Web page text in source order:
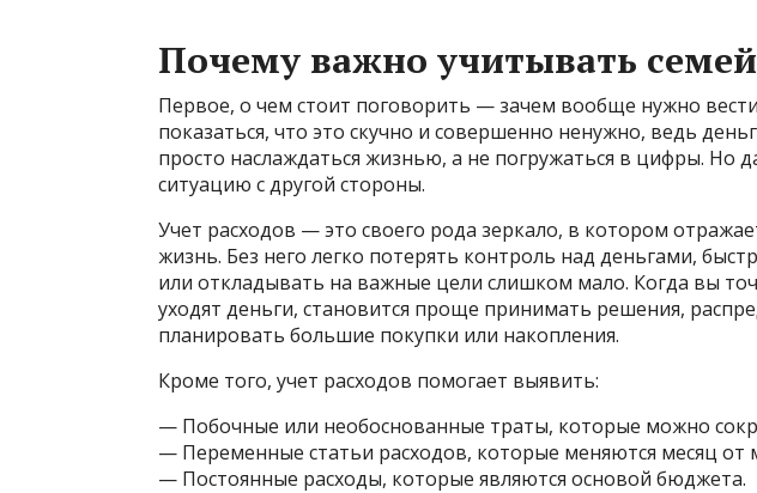
Почему важно учитывать
Первое, о чем стоит поговорить — зачем вообще нужно
показаться, что это скучно и совершенно ненужно, ведь
просто наслаждаться жизнью, а не погружаться в цифры. Но
ситуацию с другой стороны.
Учет расходов — это своего рода зеркало, в котором
жизнь. Без него легко потерять контроль над деньгами,
или откладывать на важные цели слишком мало. Когда вы
уходят деньги, становится проще принимать решения,
планировать большие покупки или накопления.
Кроме того, учет расходов помогает выявить:
— Побочные или необоснованные траты, которые можно
— Переменные статьи расходов, которые меняются месяц от
— Постоянные расходы, которые являются основой бюджета.